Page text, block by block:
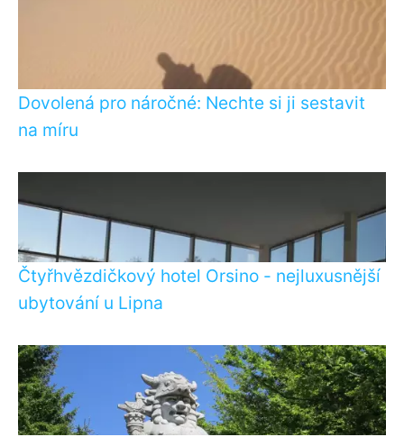
Dovolená pro náročné: Nechte si ji sestavit
na míru
Čtyřhvězdičkový hotel Orsino - nejluxusnější
ubytování u Lipna